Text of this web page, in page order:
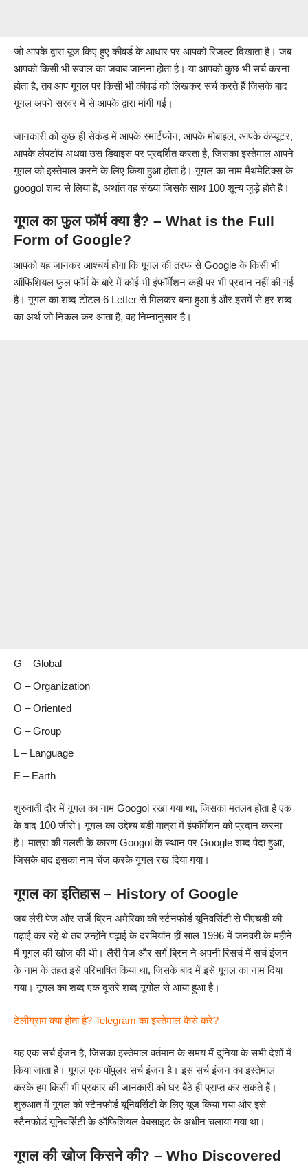
जो आपके द्वारा यूज किए हुए कीवर्ड के आधार पर आपको रिजल्ट दिखाता है। जब
आपको किसी भी सवाल का जवाब जानना होता है। या आपको कुछ भी सर्च करना
होता है, तब आप गूगल पर किसी भी कीवर्ड को लिखकर सर्च करते हैं जिसके बाद
गूगल अपने सरवर में से आपके द्वारा मांगी गई।
जानकारी को कुछ ही सेकंड में आपके स्मार्टफोन, आपके मोबाइल, आपके कंप्यूटर,
आपके लैपटॉप अथवा उस डिवाइस पर प्रदर्शित करता है, जिसका इस्तेमाल आपने
गूगल को इस्तेमाल करने के लिए किया हुआ होता है। गूगल का नाम मैथमेटिक्स के
googol शब्द से लिया है, अर्थात वह संख्या जिसके साथ 100 शून्य जुड़े होते है।
गूगल का फुल फॉर्म क्या है? – What is the Full
Form of Google?
आपको यह जानकर आश्चर्य होगा कि गूगल की तरफ से Google के किसी भी
ऑफिशियल फुल फॉर्म के बारे में कोई भी इंफॉर्मेशन कहीं पर भी प्रदान नहीं की गई
है। गूगल का शब्द टोटल 6 Letter से मिलकर बना हुआ है और इसमें से हर शब्द
का अर्थ जो निकल कर आता है, वह निम्नानुसार है।
G – Global
O – Organization
O – Oriented
G – Group
L – Language
E – Earth
शुरुवाती दौर में गूगल का नाम Googol रखा गया था, जिसका मतलब होता है एक
के बाद 100 जीरो। गूगल का उद्देश्य बड़ी मात्रा में इंफॉर्मेशन को प्रदान करना
है। मात्रा की गलती के कारण Googol के स्थान पर Google शब्द पैदा हुआ,
जिसके बाद इसका नाम चेंज करके गूगल रख दिया गया।
गूगल का इतिहास – History of Google
जब लैरी पेज और सर्जे ब्रिन अमेरिका की स्टैनफोर्ड यूनिवर्सिटी से पीएचडी की
पढ़ाई कर रहे थे तब उन्होंने पढ़ाई के दरमियांन हीं साल 1996 में जनवरी के महीने
में गूगल की खोज की थी। लैरी पेज और सर्गे ब्रिन ने अपनी रिसर्च में सर्च इंजन
के नाम के तहत इसे परिभाषित किया था, जिसके बाद में इसे गूगल का नाम दिया
गया। गूगल का शब्द एक दूसरे शब्द गूगोल से आया हुआ है।
टेलीग्राम क्या होता है? Telegram का इस्तेमाल कैसे करे?
यह एक सर्च इंजन है, जिसका इस्तेमाल वर्तमान के समय में दुनिया के सभी देशों में
किया जाता है। गूगल एक पॉपुलर सर्च इंजन है। इस सर्च इंजन का इस्तेमाल
करके हम किसी भी प्रकार की जानकारी को घर बैठे ही प्राप्त कर सकते हैं।
शुरुआत में गूगल को स्टैनफोर्ड यूनिवर्सिटी के लिए यूज किया गया और इसे
स्टैनफोर्ड यूनिवर्सिटी के ऑफिशियल वेबसाइट के अधीन चलाया गया था।
गूगल की खोज किसने की? – Who Discovered